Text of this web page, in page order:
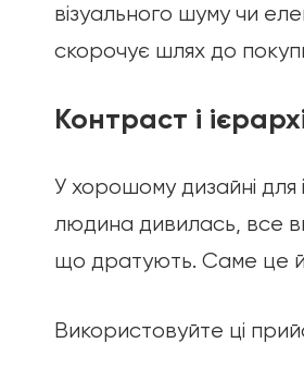
візуального шуму чи
скорочує шлях до
Контраст і
У хорошому дизайні
людина дивилась, все
що дратують. Саме це й
Використовуйте ці